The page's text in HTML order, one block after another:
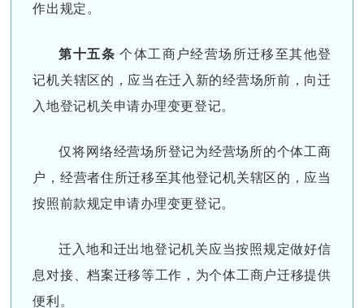
作出规定。
第十五条 个体工商户经营场所迁移至其他登
记机关辖区的，应当在迁入新的经营场所前，向迁
入地登记机关申请办理变更登记。
仅将网络经营场所登记为经营场所的个体工商
户，经营者住所迁移至其他登记机关辖区的，应当
按照前款规定申请办理变更登记。
迁入地和迁出地登记机关应当按照规定做好信
息对接、档案迁移等工作，为个体工商户迁移提供
便利。